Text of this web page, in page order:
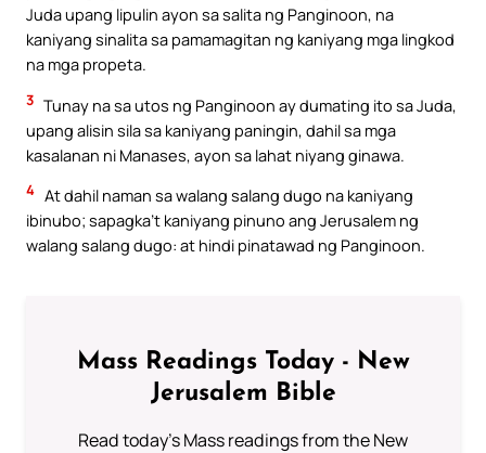
Juda upang lipulin ayon sa salita ng Panginoon, na
kaniyang sinalita sa pamamagitan ng kaniyang mga lingkod
na mga propeta.
3 Tunay na sa utos ng Panginoon ay dumating ito sa Juda,
upang alisin sila sa kaniyang paningin, dahil sa mga
kasalanan ni Manases, ayon sa lahat niyang ginawa.
4 At dahil naman sa walang salang dugo na kaniyang
ibinubo; sapagka’t kaniyang pinuno ang Jerusalem ng
walang salang dugo: at hindi pinatawad ng Panginoon.
Mass Readings Today - New
Jerusalem Bible
Read today's Mass readings from the New